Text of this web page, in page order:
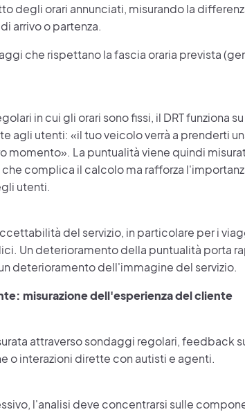
degli orari annunciati, misurando la
arrivo o partenza.
che rispettano la fascia oraria prevista
in cui gli orari sono fissi, il DRT funziona
agli utenti: «il tuo veicolo verrà a prenderti
momento». La puntualità viene quindi
complica il calcolo ma rafforza
utenti.
del servizio, in particolare per i
Un deterioramento della puntualità porta
deterioramento dell'immagine del servizio.
misurazione dell'esperienza del cliente
attraverso sondaggi regolari, feedback
o interazioni dirette con autisti e agenti.
l'analisi deve concentrarsi sulle